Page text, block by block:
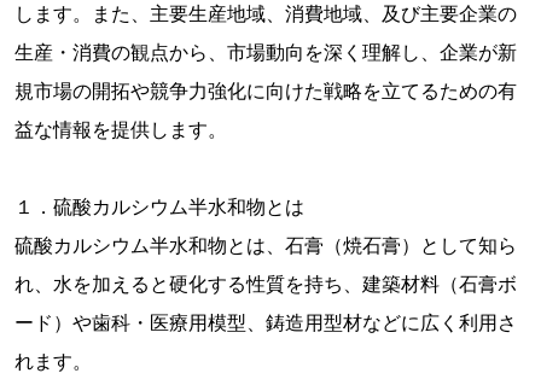
します。また、主要生産地域、消費地域、及び主要企業の
生産・消費の観点から、市場動向を深く理解し、企業が新
規市場の開拓や競争力強化に向けた戦略を立てるための有
益な情報を提供します。
１．硫酸カルシウム半水和物とは
硫酸カルシウム半水和物とは、石膏（焼石膏）として知ら
れ、水を加えると硬化する性質を持ち、建築材料（石膏ボ
ード）や歯科・医療用模型、鋳造用型材などに広く利用さ
れます。